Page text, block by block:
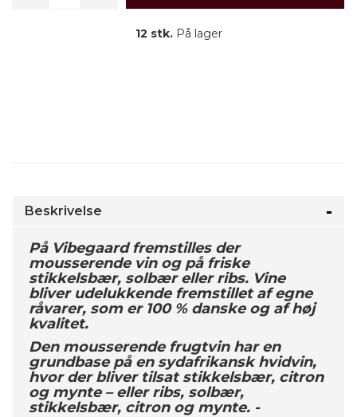
12 stk.På lager
Beskrivelse
På Vibegaard fremstilles der
mousserende vin og på friske
stikkelsbær, solbær eller ribs. Vine
bliver udelukkende fremstillet af egne
råvarer, som er 100 % danske og af høj
kvalitet.
​Denmousserende frugtvin har en
grundbase på en sydafrikansk hvidvin,
hvor der bliver tilsat stikkelsbær, citron
og mynte – eller ribs, solbær,
stikkelsbær, citron og mynte. -